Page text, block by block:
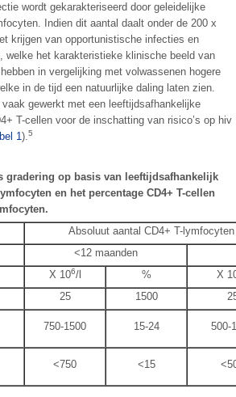
wordt gekarakteriseerd door geleidelijke
Indien dit aantal daalt onder de 200 x
krijgen van opportunistische infecties en
welke het karakteristieke klinische beeld van
in vergelijking met volwassenen hogere
in de tijd een natuurlijke daling laten zien.
vaak gewerkt met een leeftijdsafhankelijke
T-cellen voor de inschatting van risico’s op hiv
1).5
gradering op basis van leeftijdsafhankelijk
en het percentage CD4+ T-cellen
Absoluut aantal CD4+ T-
<12 maanden
X 106/l %
X
25 1500
750-1500 15-24 500-
<750 <15